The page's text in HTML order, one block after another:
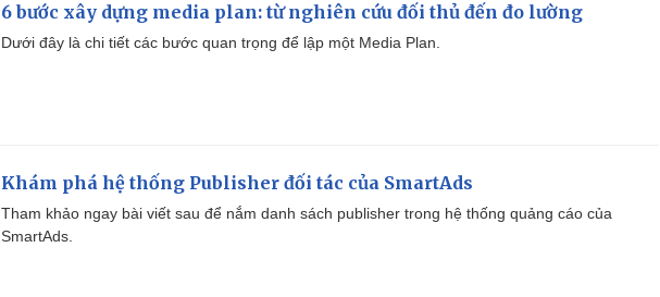
6 bước xây dựng media plan: từ nghiên cứu đối thủ đến đo lường
Dưới đây là chi tiết các bước quan trọng để lập một Media Plan.
Khám phá hệ thống Publisher đối tác của SmartAds
Tham khảo ngay bài viết sau để nắm danh sách publisher trong hệ thống quảng cáo của
SmartAds.